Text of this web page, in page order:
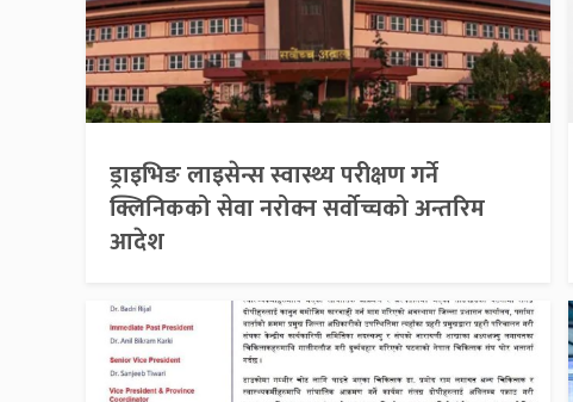
ड्राइभिङ लाइसेन्स स्वास्थ्य परीक्षण गर्ने
क्लिनिकको सेवा नरोक्न सर्वोच्चको अन्तरिम
आदेश